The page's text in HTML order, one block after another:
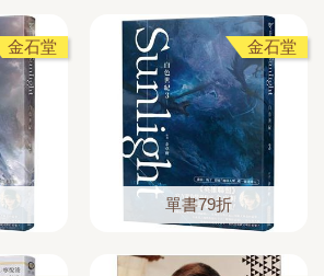
金石堂 金石堂
單書79折